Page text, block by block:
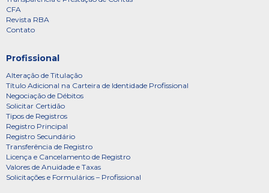
CFA
Revista RBA
Contato
Profissional
Alteração de Titulação
Título Adicional na Carteira de Identidade Profissional
Negociação de Débitos
Solicitar Certidão
Tipos de Registros
Registro Principal
Registro Secundário
Transferência de Registro
Licença e Cancelamento de Registro
Valores de Anuidade e Taxas
Solicitações e Formulários – Profissional